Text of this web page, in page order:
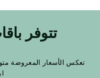
تتوفر
تعكس الأسعار المعروضة